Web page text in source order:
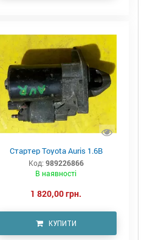
Стартер Toyota Auris 1.6B
Код: 989226866
В наявності
1 820,00 грн.
КУПИТИ